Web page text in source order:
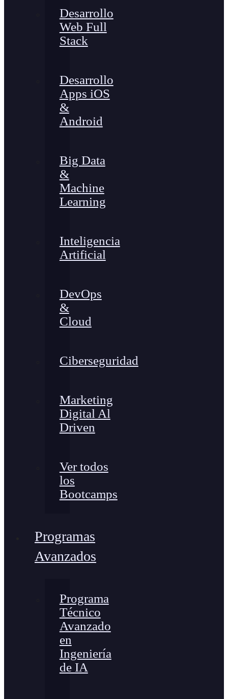
Desarrollo
Web Full
Stack
Desarrollo
Apps iOS
&
Android
Big Data
&
Machine
Learning
Inteligencia
Artificial
DevOps
&
Cloud
Ciberseguridad
Marketing
Digital Al
Driven
Ver todos
los
Bootcamps
Programas
Avanzados
Programa
Técnico
Avanzado
en
Ingeniería
de IA